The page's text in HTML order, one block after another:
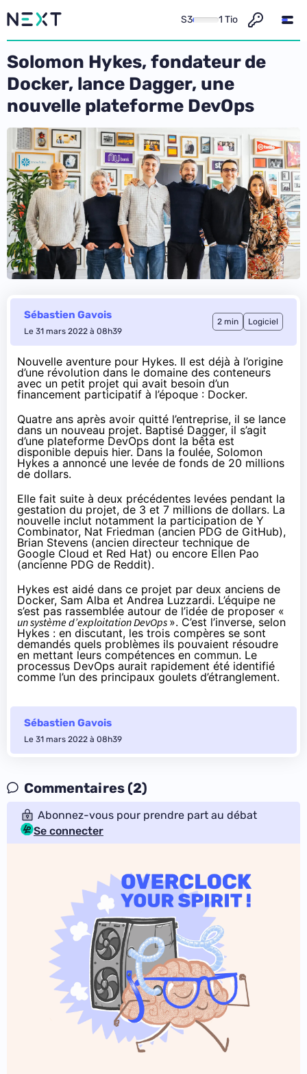
S3 1 Tio
Solomon Hykes, fondateur de
Docker, lance Dagger, une
nouvelle plateforme DevOps
Sébastien Gavois
Le 31 mars 2022 à 08h39
2 min Logiciel
Nouvelle aventure pour Hykes. Il est déjà à l’origine
d’une révolution dans le domaine des conteneurs
avec un petit projet qui avait besoin d’un
financement participatif à l’époque : Docker.
Quatre ans après avoir quitté l’entreprise, il se lance
dans un nouveau projet. Baptisé Dagger, il s’agit
d’une plateforme DevOps dont la bêta est
disponible depuis hier. Dans la foulée, Solomon
Hykes a annoncé une levée de fonds de 20 millions
de dollars.
Elle fait suite à deux précédentes levées pendant la
gestation du projet, de 3 et 7 millions de dollars. La
nouvelle inclut notamment la participation de Y
Combinator, Nat Friedman (ancien PDG de GitHub),
Brian Stevens (ancien directeur technique de
Google Cloud et Red Hat) ou encore Ellen Pao
(ancienne PDG de Reddit).
Hykes est aidé dans ce projet par deux anciens de
Docker, Sam Alba et Andrea Luzzardi. L’équipe ne
s’est pas rassemblée autour de l’idée de proposer «
un système d’exploitation DevOps ». C’est l’inverse, selon
Hykes : en discutant, les trois compères se sont
demandés quels problèmes ils pouvaient résoudre
en mettant leurs compétences en commun. Le
processus DevOps aurait rapidement été identifié
comme l’un des principaux goulets d’étranglement.
Sébastien Gavois
Le 31 mars 2022 à 08h39
Commentaires (2)
Abonnez-vous pour prendre part au débat
Se connecter